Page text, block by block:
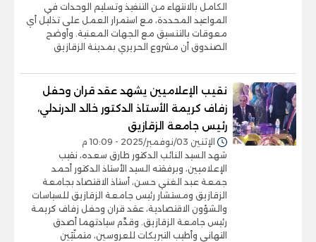
الكامل بالانتهاء من التنفيذ وتسليم الوحدات في
المواعيد المحددة، مع استمرار العمل على تذليل أي
معوقات بالتنسيق مع الجهات المعنية. وأوضح
الصندوق أن مشروع الحريري بمدينة الزقازيق
نقيب الإعلاميين يشهد عقد قران وحفل
زفاف كريمة الأستاذ الدكتور خالد الدرندلي،
رئيس جامعة الزقازيق
الإثنين 03/نوفمبر/2025 - 10:09 م
شهد السيد النائب الدكتور طارق سعده، نقيب
الإعلاميين، وبرفقته السيد الأستاذ الدكتور أحمد
جمعة عبد الغني حسن، أستاذ الاقتصاد بجامعة
الزقازيق ومستشار رئيس جامعة الزقازيق للسياسات
والشؤون الاقتصادية، عقد قران وحفل زفاف كريمة
رئيس جامعة الزقازيق. وقدَّم سيادتهما أصدق
التهاني وأطيب التبريكات للعروسين، متمنّيَين